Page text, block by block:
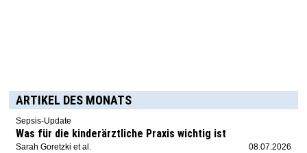
ARTIKEL DES MONATS
Sepsis-Update
Was für die kinderärztliche Praxis wichtig ist
Sarah Goretzki et al. 08.07.2026